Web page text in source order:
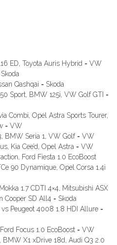
ED, Toyota Auris Hybrid = VW
Qashqai = Skoda
Sport, BMW 125i, VW Golf GTI =
Combi, Opel Astra Sports Tourer,
= VW
BMW Seria 1, VW Golf = VW
Kia Cee’d, Opel Astra = VW
Ford Fiesta 1.0 EcoBoost
90 Dynamique, Opel Corsa 1.4i
1.7 CDTI 4×4, Mitsubishi ASX
SD All4 = Skoda
Peugeot 4008 1.8 HDI Allure =
Focus 1.0 EcoBoost = VW
X1 xDrive 18d, Audi Q3 2.0